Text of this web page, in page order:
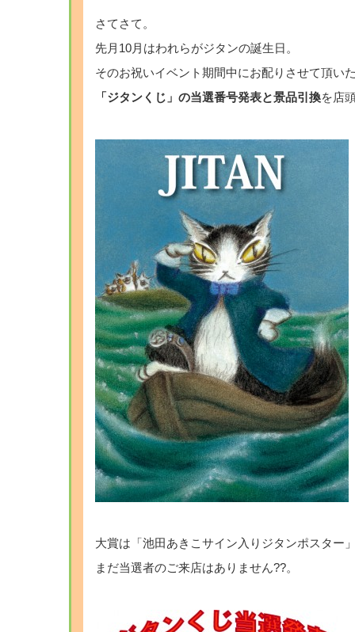
さてさて。
先月10月はわれらがジタンの誕生日。
そのお祝いイベント期間中にお配りさせて頂い
「ジタンくじ」の当選番号発表と景品引換を店
大賞は「池田あきこサイン入りジタンポスター
まだ当選者のご来店はありません??。